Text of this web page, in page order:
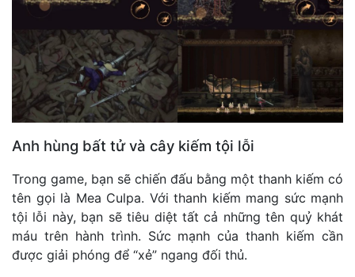
Anh hùng bất tử và cây kiếm tội lỗi
Trong game, bạn sẽ chiến đấu bằng một thanh kiếm có
tên gọi là Mea Culpa. Với thanh kiếm mang sức mạnh
tội lỗi này, bạn sẽ tiêu diệt tất cả những tên quỷ khát
máu trên hành trình. Sức mạnh của thanh kiếm cần
được giải phóng để “xẻ” ngang đối thủ.